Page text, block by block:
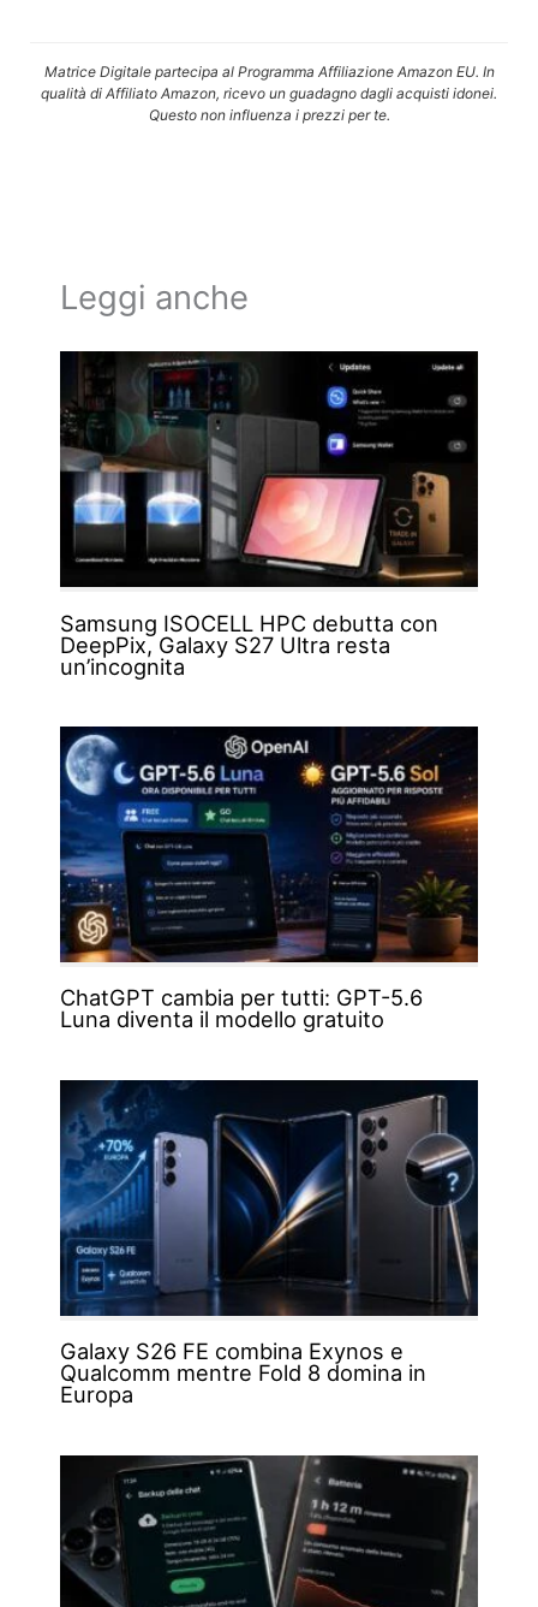
Matrice Digitale partecipa al Programma Affiliazione Amazon EU. In
qualità di Affiliato Amazon, ricevo un guadagno dagli acquisti idonei.
Questo non influenza i prezzi per te.
Leggi anche
Samsung ISOCELL HPC debutta con
DeepPix, Galaxy S27 Ultra resta
un’incognita
ChatGPT cambia per tutti: GPT-5.6
Luna diventa il modello gratuito
Galaxy S26 FE combina Exynos e
Qualcomm mentre Fold 8 domina in
Europa